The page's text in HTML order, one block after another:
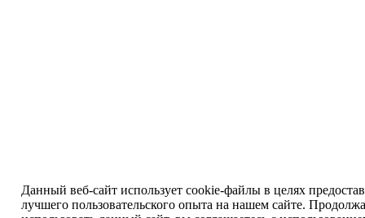
Данный веб-сайт использует cookie-файлы в целях
лучшего пользовательского опыта на нашем сайте.